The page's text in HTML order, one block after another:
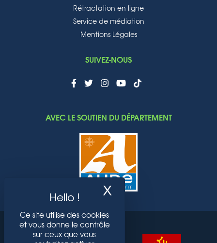
Rétractation en ligne
Service de médiation
Mentions Légales
SUIVEZ-NOUS
AVEC LE SOUTIEN DU DÉPARTEMENT
Ce site utilise des cookies
et vous donne le contrôle
sur ceux que vous
X Masquer le